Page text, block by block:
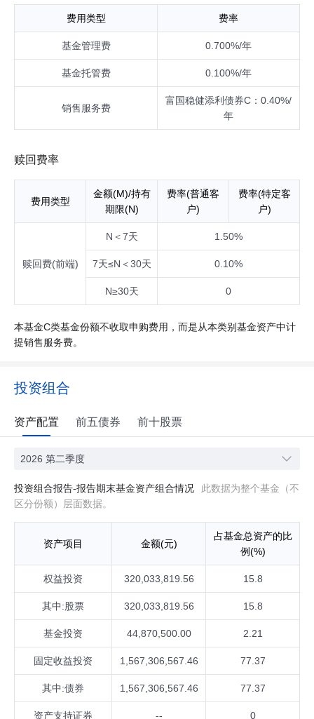
资产的20%，其中投资于港股通标的股票的比例不超过股票资
的10%；每个交易日日终在扣除国债期货合约需缴纳的交易保
不低于基金资产净值的5%，其中现金不包括结算备付金、存出
基金需符合下列两个条件之一： 1、基金合同约定股票及存托
凭证资产投资比例不低于基金资产60%的混合型基金； 2、根
费用类型 费率
基金管理费 0.700%/年
基金托管费 0.100%/年
销售服务费
富国稳健添利债券C：0.40%/
年
赎回费率
费用类型
金额(M)/持有
期限(N)
费率(普通客
户)
费率(特定客
户)
赎回费(前端)
N＜7天 1.50%
7天≤N＜30天 0.10%
N≥30天 0
本基金C类基金份额不收取申购费用，而是从本类别基金资产中计
提销售服务费。
投资组合
资产配置 前五债券 前十股票
2026 第二季度
投资组合报告-报告期末基金资产组合情况
此数据为整个基金（不
区分份额）层面数据。
资产项目 金额(元)
占基金总资产的比
例(%)
权益投资 320,033,819.56 15.8
其中:股票 320,033,819.56 15.8
基金投资 44,870,500.00 2.21
固定收益投资 1,567,306,567.46 77.37
其中:债券 1,567,306,567.46 77.37
资产支持证券 -- 0